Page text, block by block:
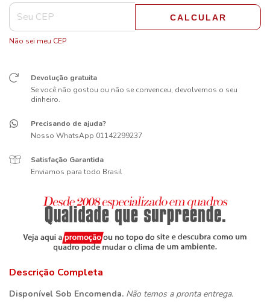
CALCULAR
Não sei meu CEP
Devolução gratuita
Se você não gostou ou não se convenceu, devolvemos o seu
dinheiro.
Precisando de ajuda?
Nosso WhatsApp 01142299237
Satisfação Garantida
Enviamos para todo Brasil
Descrição Completa
Disponível Sob Encomenda. Não temos a pronta entrega.